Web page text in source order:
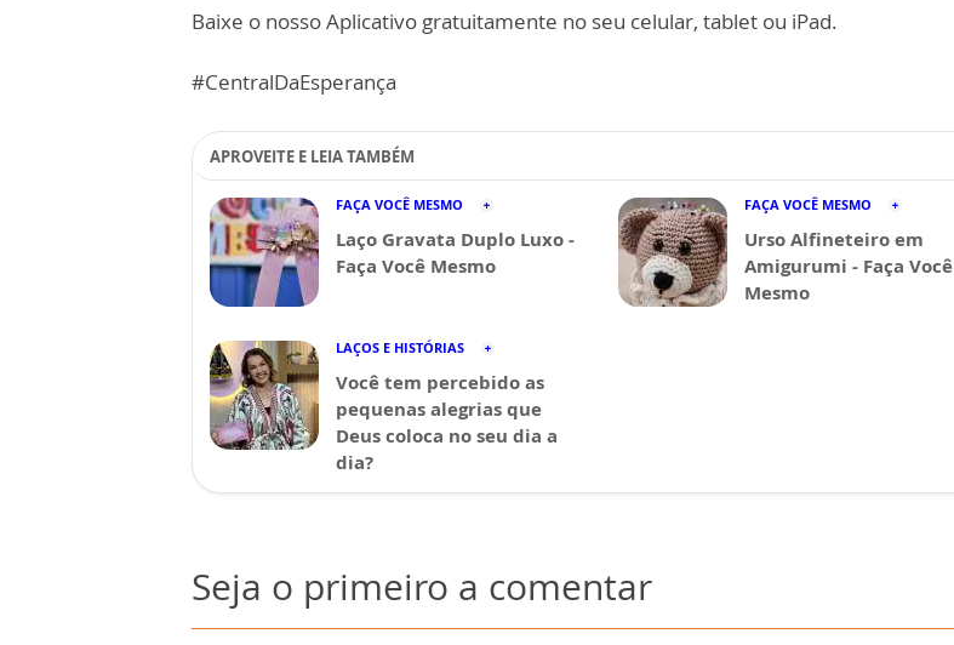
Baixe o nosso Aplicativo gratuitamente no seu celular, tablet ou iPad.
#CentralDaEsperança
APROVEITE E LEIA TAMBÉM
FAÇA VOCÊ MESMO
Laço Gravata Duplo Luxo -
Faça Você Mesmo
FAÇA VOCÊ MESMO
Urso Alfineteiro em
Amigurumi - Faça Você
Mesmo
LAÇOS E HISTÓRIAS
Você tem percebido as
pequenas alegrias que
Deus coloca no seu dia a
dia?
Seja o primeiro a comentar